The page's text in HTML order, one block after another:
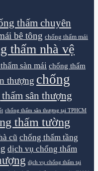
thấm chuyên
bê tông chống thấm mái
thấm nhà vệ
sàn mái chống thấm
thượng chống
sân thượng
chống thấm sân thượng tại TPHCM
thấm tường
cũ chống thấm tầng
dịch vụ chống thấm
dịch vụ chống thấm tại